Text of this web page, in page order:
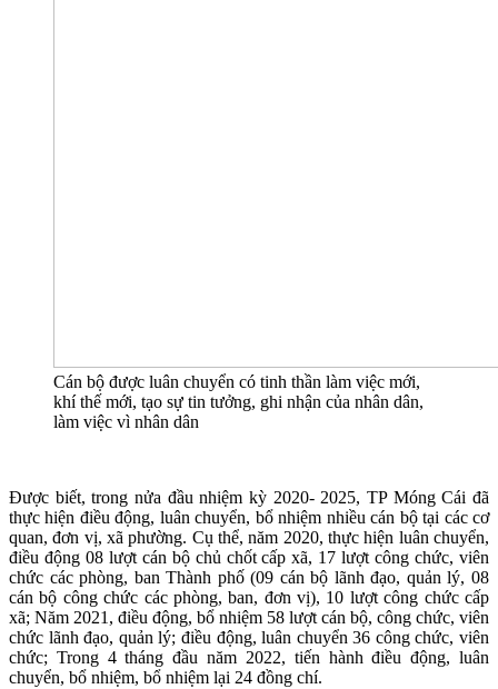
Cán bộ được luân chuyển có tinh thần làm việc mới,
khí thế mới, tạo sự tin tưởng, ghi nhận của nhân dân,
làm việc vì nhân dân
Được biết, trong nửa đầu nhiệm kỳ 2020- 2025, TP Móng Cái đã
thực hiện điều động, luân chuyển, bổ nhiệm nhiều cán bộ tại các cơ
quan, đơn vị, xã phường. Cụ thể, năm 2020, thực hiện luân chuyển,
điều động 08 lượt cán bộ chủ chốt cấp xã, 17 lượt công chức, viên
chức các phòng, ban Thành phố (09 cán bộ lãnh đạo, quản lý, 08
cán bộ công chức các phòng, ban, đơn vị), 10 lượt công chức cấp
xã; Năm 2021, điều động, bổ nhiệm 58 lượt cán bộ, công chức, viên
chức lãnh đạo, quản lý; điều động, luân chuyển 36 công chức, viên
chức; Trong 4 tháng đầu năm 2022, tiến hành điều động, luân
chuyển, bổ nhiệm, bổ nhiệm lại 24 đồng chí.